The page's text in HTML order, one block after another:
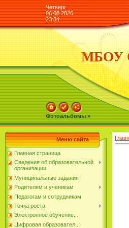
Четверг
06.08.2026
23:34
МБОУ
Фотоальбомы »
Меню сайта
Главная страница
Сведения об образовательной
организации
Муниципальные задания
Родителям и ученикам
Педагогам и сотрудникам
Точка роста
Электронное обучение...
Цифровая образовател...